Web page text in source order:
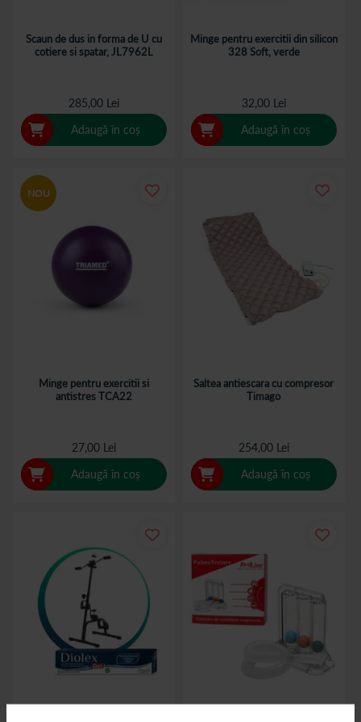
Scaun de dus in forma de U cu
cotiere si spatar, JL7962L
285,00 Lei
Adaugă în coș
Minge pentru exercitii din silicon
328 Soft, verde
32,00 Lei
Adaugă în coș
NOU
Minge pentru exercitii si
antistres TCA22
27,00 Lei
Adaugă în coș
Saltea antiescara cu compresor
Timago
254,00 Lei
Adaugă în coș